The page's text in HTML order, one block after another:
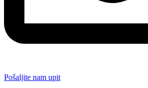
Pošaljite nam upit